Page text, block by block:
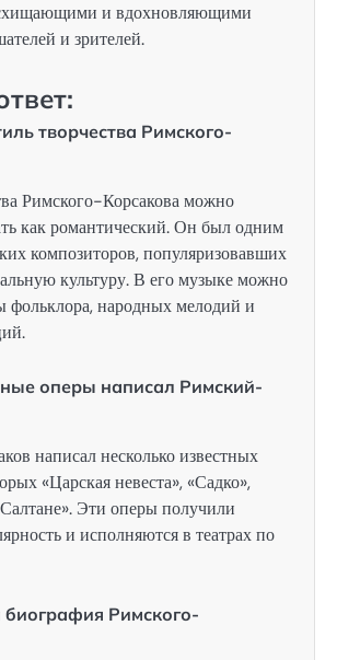
и вдохновляющими
и зрителей.
творчества Римского-
Римского-Корсакова можно
как романтический. Он был одним
композиторов, популяризовавших
культуру. В его музыке можно
фольклора, народных мелодий и
оперы написал Римский-
написал несколько известных
«Царская невеста», «Садко»,
Эти оперы получили
и исполняются в театрах по
Римского-